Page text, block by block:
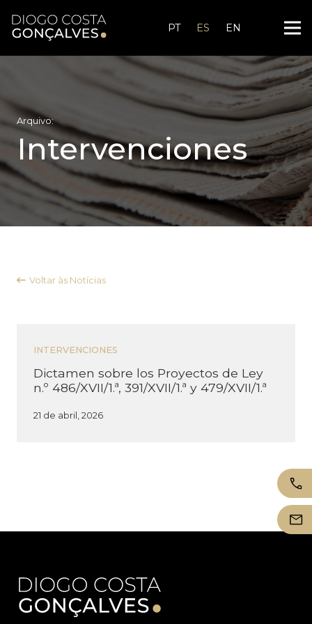
PT ES EN
Arquivo:
Intervenciones
Voltar às Notícias
INTERVENCIONES
Dictamen sobre los Proyectos de Ley
n.º 486/XVII/1.ª, 391/XVII/1.ª y 479/XVII/1.ª
21 de abril, 2026